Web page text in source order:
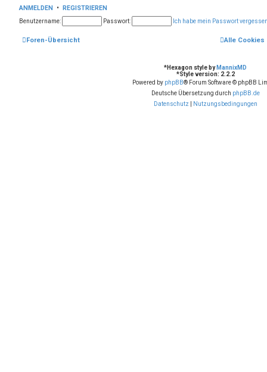
g
t
e
ANMELDEN • REGISTRIEREN
Benutzername: Passwort: Ich habe mein Passwort
Foren-Übersicht Alle
*Hexagon style by MannixMD
*Style version: 2.2.2
Powered by phpBB® Forum Software © phpBB
Deutsche Übersetzung durch phpBB.de
Datenschutz
Nutzungsbedingungen